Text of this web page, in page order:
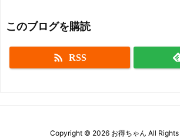
このブログを購読
 RSS
Copyright © 2026 お得ちゃん All